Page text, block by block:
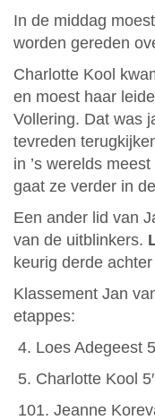
In de middag
worden gereden
Charlotte Kool
en moest haar
Vollering. Dat was
tevreden
in ’s werelds
gaat ze verder in
Een ander lid van
van de uitblinkers.
keurig derde
Klassement Jan
etappes:
4. Loes Adegeest
5. Charlotte Kool
101. Jeanne